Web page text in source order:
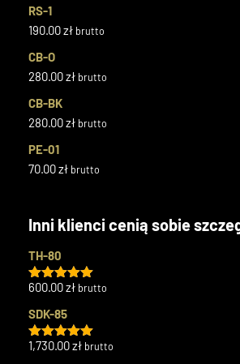
RS-1
190.00zł brutto
CB-O
280.00zł brutto
CB-BK
280.00zł brutto
PE-01
70.00zł brutto
Inni klienci cenią sobie
TH-80
Oceniono
600.00zł brutto
SDK-85
Oceniono
1,730.00zł brutto